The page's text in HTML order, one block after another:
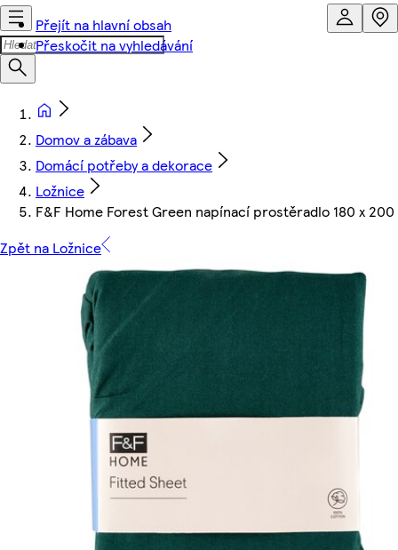
Přejít na hlavní obsah
Přeskočit na vyhledávání
Domov a zábava
Domácí potřeby a dekorace
Ložnice
F&F Home Forest Green napínací prostěradlo 180 x 200
Zpět na Ložnice